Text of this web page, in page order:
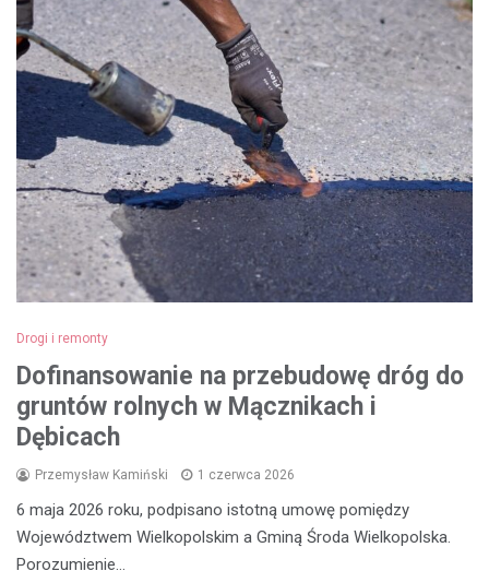
Drogi i remonty
Dofinansowanie na przebudowę dróg do
gruntów rolnych w Mącznikach i
Dębicach
Przemysław Kamiński 1 czerwca 2026
6 maja 2026 roku, podpisano istotną umowę pomiędzy
Województwem Wielkopolskim a Gminą Środa Wielkopolska.
Porozumienie…